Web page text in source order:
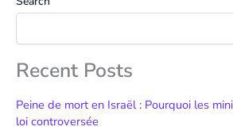
Recent Posts
Peine de mort en Israël : Pourquoi les
loi controversée